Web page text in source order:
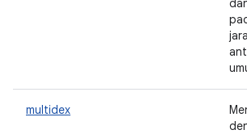
multidex